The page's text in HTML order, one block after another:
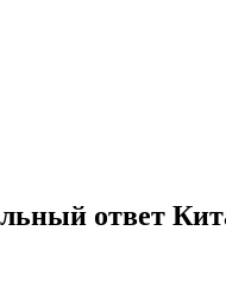
ответ